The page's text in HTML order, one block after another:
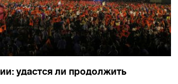
удастся ли продолжить